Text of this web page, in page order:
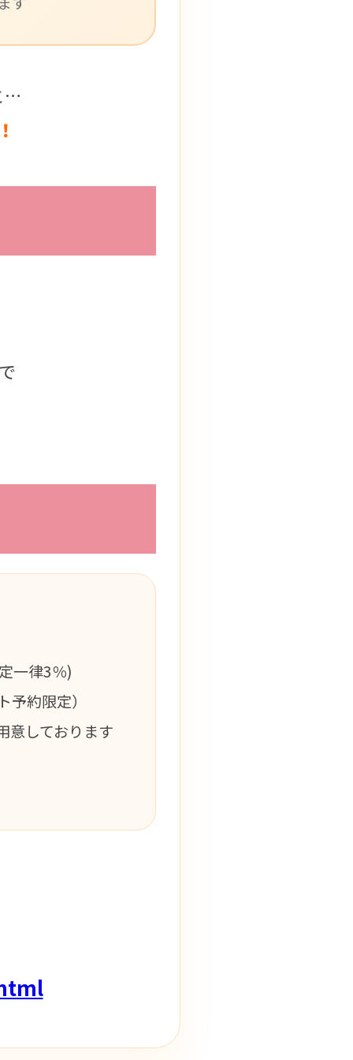
…
一律3％)
約限定）
意しております